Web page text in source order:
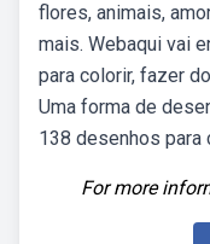
flores, animais,
mais. Webaqui vai
para colorir, fazer
Uma forma de
138 desenhos para
For more